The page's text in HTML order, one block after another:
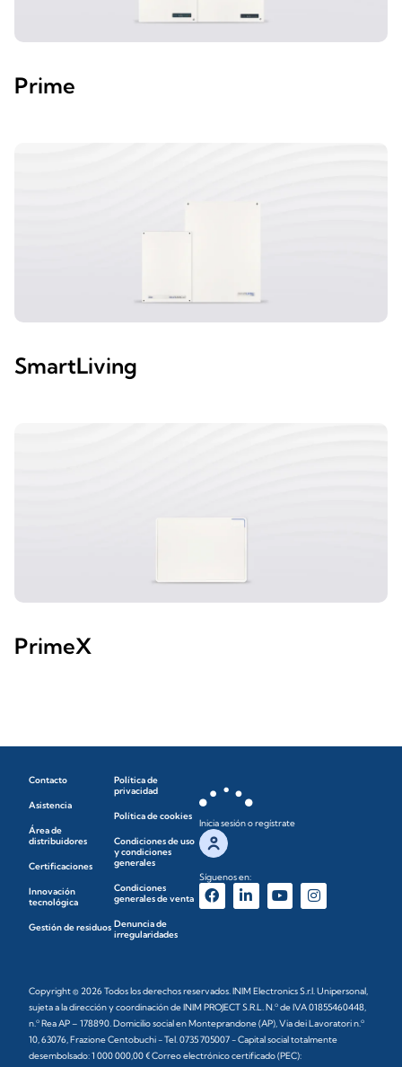
Prime
SmartLiving
PrimeX
Contacto
Asistencia
Área de
distribuidores
Certificaciones
Innovación
tecnológica
Gestión de residuos
Política de
privacidad
Política de cookies
Condiciones de uso
y condiciones
generales
Condiciones
generales de venta
Denuncia de
irregularidades
Inicia sesión o regístrate
Síguenos en:
Copyright © 2026 Todos los derechos reservados. INIM Electronics S.r.l. Unipersonal,
sujeta a la dirección y coordinación de INIM PROJECT S.R.L. N.º de IVA 01855460448,
n.º Rea AP – 178890. Domicilio social en Monteprandone (AP), Via dei Lavoratori n.º
10, 63076, Frazione Centobuchi - Tel. 0735 705007 - Capital social totalmente
desembolsado: 1 000 000,00 € Correo electrónico certificado (PEC):